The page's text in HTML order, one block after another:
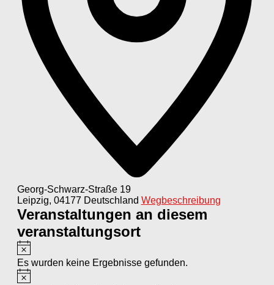
Georg-Schwarz-Straße 19
Leipzig, 04177 Deutschland Wegbeschreibung
Veranstaltungen an diesem
veranstaltungsort
Hinweis
Es wurden keine Ergebnisse gefunden.
Hinweis